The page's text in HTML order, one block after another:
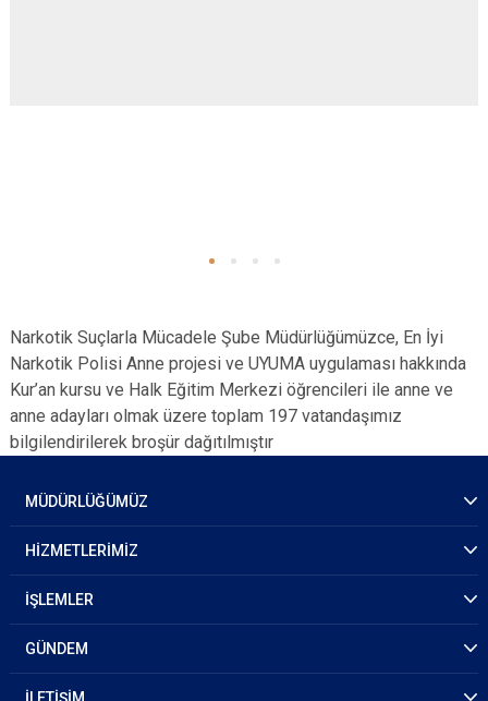
Narkotik Suçlarla Mücadele Şube Müdürlüğümüzce, En İyi
Narkotik Polisi Anne projesi ve UYUMA uygulaması hakkında
Kur’an kursu ve Halk Eğitim Merkezi öğrencileri ile anne ve
anne adayları olmak üzere toplam 197 vatandaşımız
bilgilendirilerek broşür dağıtılmıştır
MÜDÜRLÜĞÜMÜZ
HİZMETLERİMİZ
İŞLEMLER
GÜNDEM